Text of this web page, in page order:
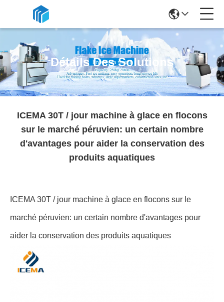
Détails Des Solutions
ICEMA 30T / jour machine à glace en flocons
sur le marché péruvien: un certain nombre
d'avantages pour aider la conservation des
produits aquatiques
ICEMA 30T / jour machine à glace en flocons sur le
marché péruvien: un certain nombre d'avantages pour
aider la conservation des produits aquatiques